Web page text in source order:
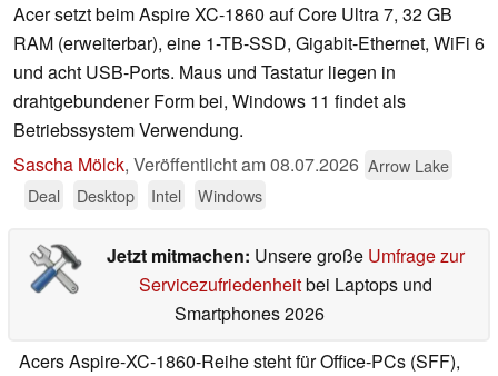
Acer setzt beim Aspire XC-1860 auf Core Ultra 7, 32 GB
RAM (erweiterbar), eine 1-TB-SSD, Gigabit-Ethernet, WiFi 6
und acht USB-Ports. Maus und Tastatur liegen in
drahtgebundener Form bei, Windows 11 findet als
Betriebssystem Verwendung.
Sascha Mölck, Veröffentlicht am08.07.2026 Arrow Lake
Deal
Desktop Intel Windows
Jetzt mitmachen: Unsere große Umfrage zur
Servicezufriedenheitbei Laptops und
Smartphones 2026
Acers Aspire-XC-1860-Reihe steht für Office-PCs (SFF),